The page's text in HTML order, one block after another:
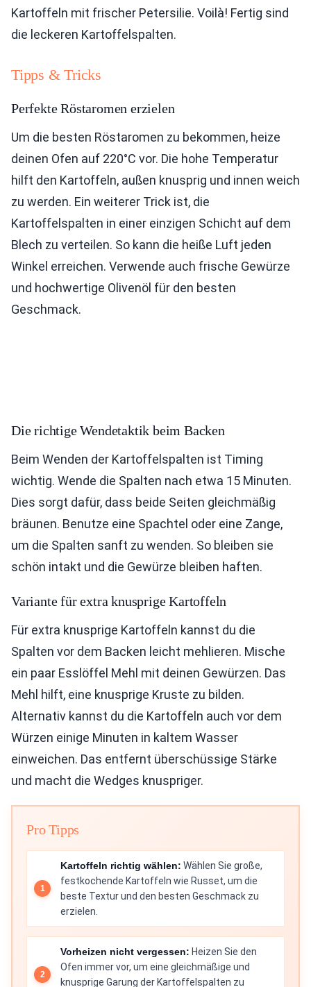
Kartoffeln mit frischer Petersilie. Voilà! Fertig sind
die leckeren Kartoffelspalten.
Tipps & Tricks
Perfekte Röstaromen erzielen
Um die besten Röstaromen zu bekommen, heize
deinen Ofen auf 220°C vor. Die hohe Temperatur
hilft den Kartoffeln, außen knusprig und innen weich
zu werden. Ein weiterer Trick ist, die
Kartoffelspalten in einer einzigen Schicht auf dem
Blech zu verteilen. So kann die heiße Luft jeden
Winkel erreichen. Verwende auch frische Gewürze
und hochwertige Olivenöl für den besten
Geschmack.
Die richtige Wendetaktik beim Backen
Beim Wenden der Kartoffelspalten ist Timing
wichtig. Wende die Spalten nach etwa 15 Minuten.
Dies sorgt dafür, dass beide Seiten gleichmäßig
bräunen. Benutze eine Spachtel oder eine Zange,
um die Spalten sanft zu wenden. So bleiben sie
schön intakt und die Gewürze bleiben haften.
Variante für extra knusprige Kartoffeln
Für extra knusprige Kartoffeln kannst du die
Spalten vor dem Backen leicht mehlieren. Mische
ein paar Esslöffel Mehl mit deinen Gewürzen. Das
Mehl hilft, eine knusprige Kruste zu bilden.
Alternativ kannst du die Kartoffeln auch vor dem
Würzen einige Minuten in kaltem Wasser
einweichen. Das entfernt überschüssige Stärke
und macht die Wedges knuspriger.
Pro Tipps
Kartoffeln richtig wählen: Wählen Sie große,
festkochende Kartoffeln wie Russet, um die
beste Textur und den besten Geschmack zu
erzielen.
Vorheizen nicht vergessen: Heizen Sie den
Ofen immer vor, um eine gleichmäßige und
knusprige Garung der Kartoffelspalten zu